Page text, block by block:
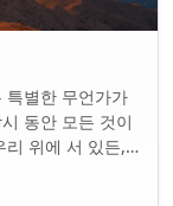
특별한 무언가가
동안 모든 것이
리 위에 서 있든,